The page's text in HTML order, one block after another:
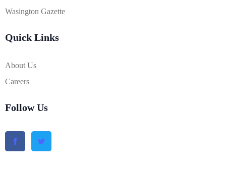
Wasington Gazette
Quick Links
About Us
Careers
Follow Us